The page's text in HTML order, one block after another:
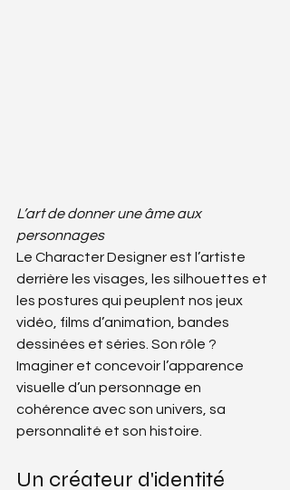
L’art de donner une âme aux
personnages
Le Character Designer est l’artiste
derrière les visages, les silhouettes et
les postures qui peuplent nos jeux
vidéo, films d’animation, bandes
dessinées et séries. Son rôle ?
Imaginer et concevoir l’apparence
visuelle d’un personnage en
cohérence avec son univers, sa
personnalité et son histoire.
Un créateur d'identité